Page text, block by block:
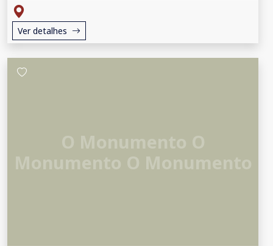
Ver detalhes